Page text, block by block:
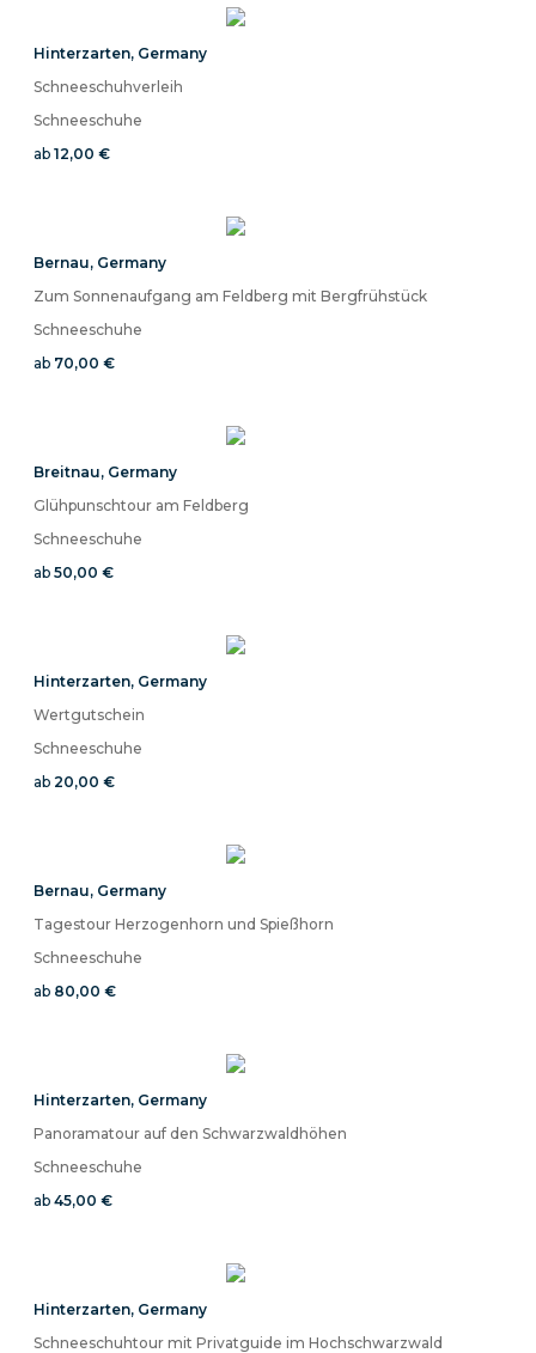
Hinterzarten, Germany
Schneeschuhverleih
Schneeschuhe
ab 12,00 €
Bernau, Germany
Zum Sonnenaufgang am Feldberg mit Bergfrühstück
Schneeschuhe
ab 70,00 €
Breitnau, Germany
Glühpunschtour am Feldberg
Schneeschuhe
ab 50,00 €
Hinterzarten, Germany
Wertgutschein
Schneeschuhe
ab 20,00 €
Bernau, Germany
Tagestour Herzogenhorn und Spießhorn
Schneeschuhe
ab 80,00 €
Hinterzarten, Germany
Panoramatour auf den Schwarzwaldhöhen
Schneeschuhe
ab 45,00 €
Hinterzarten, Germany
Schneeschuhtour mit Privatguide im Hochschwarzwald